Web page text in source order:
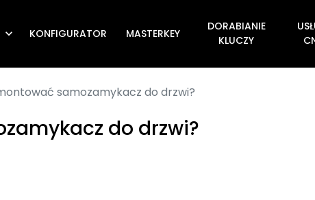
 KONFIGURATOR MASTERKEY
DORABIANIE
KLUCZY
samozamykacz do drzwi?
do drzwi?